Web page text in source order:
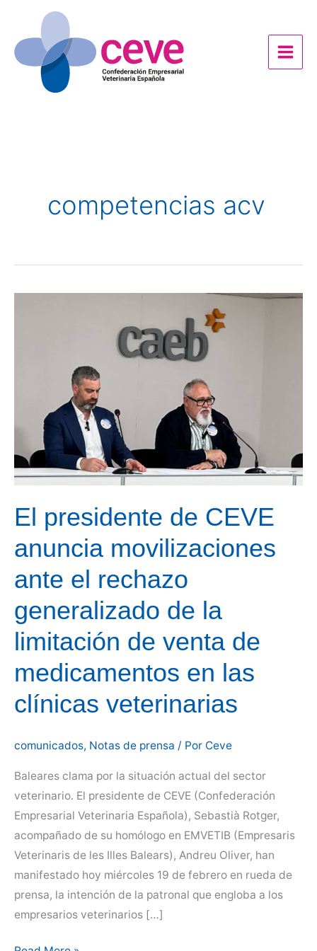
contenido
competencias acv
El presidente de CEVE
anuncia movilizaciones
ante el rechazo
generalizado de la
limitación de venta de
medicamentos en las
clínicas veterinarias
comunicados, Notas de prensa / Por Ceve
Baleares clama por la situación actual del sector
veterinario. El presidente de CEVE (Confederación
Empresarial Veterinaria Española), Sebastià Rotger,
acompañado de su homólogo en EMVETIB (Empresaris
Veterinaris de les Illes Balears), Andreu Oliver, han
manifestado hoy miércoles 19 de febrero en rueda de
prensa, la intención de la patronal que engloba a los
empresarios veterinarios […]